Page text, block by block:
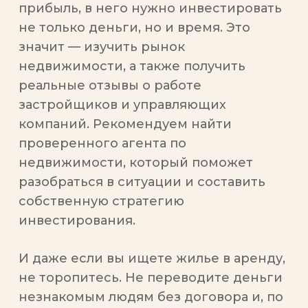
прибыль, в него нужно инвестировать
не только деньги, но и время. Это
значит — изучить рынок
недвижимости, а также получить
реальные отзывы о работе
застройщиков и управляющих
компаний. Рекомендуем найти
проверенного агента по
недвижимости, который поможет
разобраться в ситуации и составить
собственную стратегию
инвестирования.
И даже если вы ищете жилье в аренду,
не торопитесь. Не переводите деньги
незнакомым людям без договора и, по